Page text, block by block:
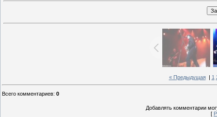
« Предыдущая| 1
Всего комментариев: 0
Добавлять комментарии
[